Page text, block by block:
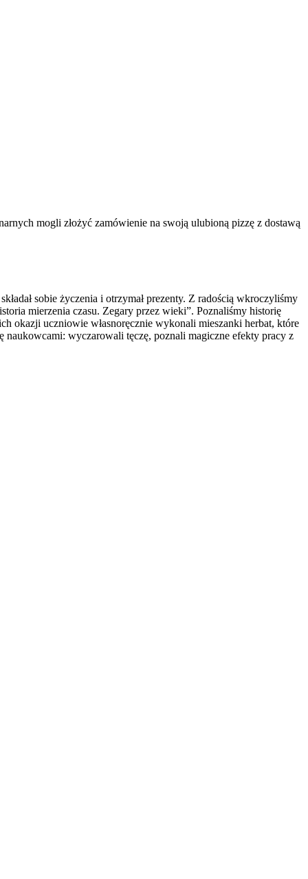
mogli złożyć zamówienie na swoją ulubioną pizzę z dostawą
sobie życzenia i otrzymał prezenty. Z radością wkroczyliśmy
mierzenia czasu. Zegary przez wieki”. Poznaliśmy historię
okazji uczniowie własnoręcznie wykonali mieszanki herbat, które
wyczarowali tęczę, poznali magiczne efekty pracy z